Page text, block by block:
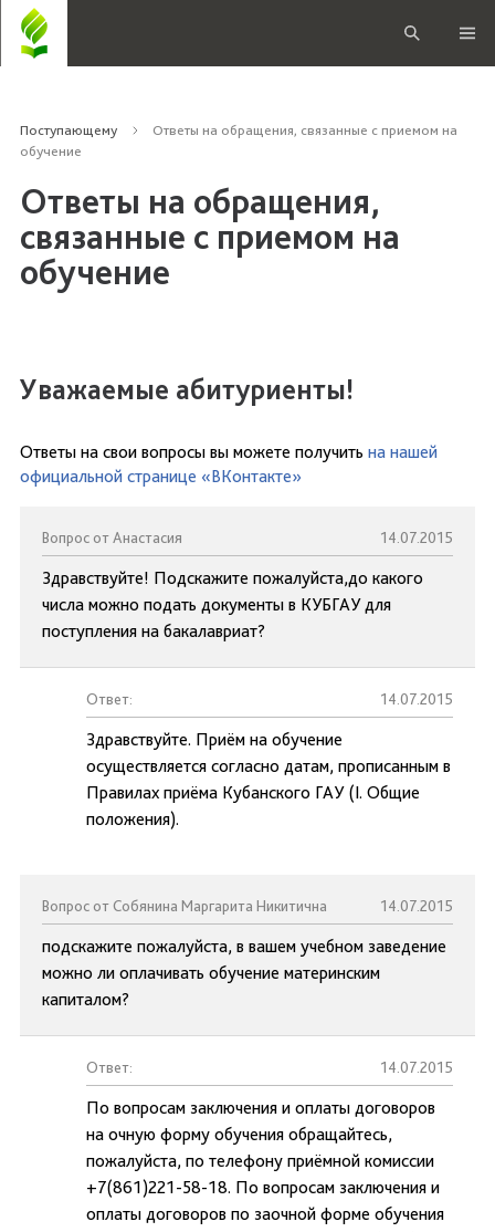
Поступающему
Ответы на обращения, связанные с приемом на
обучение
Ответы на обращения,
связанные с приемом на
обучение
Уважаемые абитуриенты!
Ответы на свои вопросы вы можете получить на нашей
официальной странице «ВКонтакте»
Вопрос от Анастасия 14.07.2015
Здравствуйте! Подскажите пожалуйста,до какого
числа можно подать документы в КУБГАУ для
поступления на бакалавриат?
Ответ: 14.07.2015
Здравствуйте. Приём на обучение
осуществляется согласно датам, прописанным в
Правилах приёма Кубанского ГАУ (I. Общие
положения).
Вопрос от Собянина Маргарита Никитична 14.07.2015
подскажите пожалуйста, в вашем учебном заведение
можно ли оплачивать обучение материнским
капиталом?
Ответ: 14.07.2015
По вопросам заключения и оплаты договоров
на очную форму обучения обращайтесь,
пожалуйста, по телефону приёмной комиссии
+7(861)221-58-18. По вопросам заключения и
оплаты договоров по заочной форме обучения